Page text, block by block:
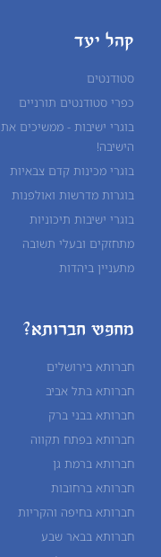
קהל יעד
סטודנטים
כפרי סטודנטים תורניים
בוגרי ישיבות - ממשיכים את
הישיבה!
בוגרי מכינות קדם צבאיות
בוגרות מדרשות ואולפנות
בוגרי ישיבות תיכוניות
מתחזקים ובעלי תשובה
מתעניין ביהדות
מחפש חברותא?
חברותא בירושלים
חברותא בתל אביב
חברותא בבני ברק
חברותא בפתח תקווה
חברותא ברמת גן
חברותא ברחובות
חברותא בחיפה והקריות
חברותא בבאר שבע